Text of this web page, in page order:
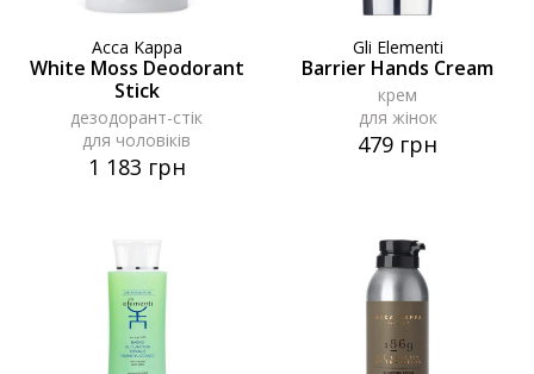
Acca Kappa
White Moss Deodorant
Stick
дезодорант-стік
для чоловіків
1 183 грн
Gli Elementi
Barrier Hands Cream
крем
для жінок
479 грн